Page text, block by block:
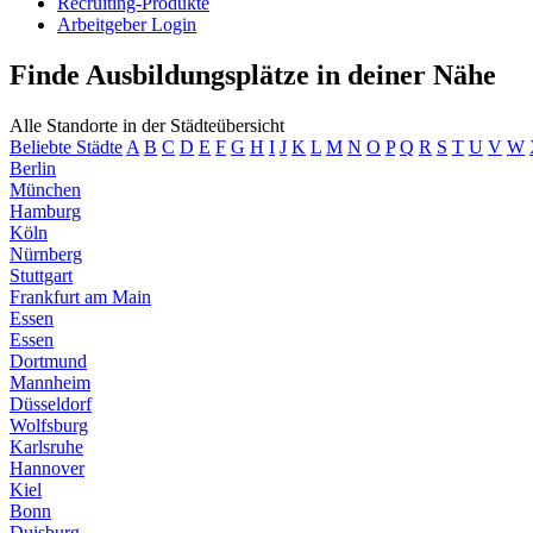
Arbeitgeber Login
Finde Ausbildungsplätze in deiner Nähe
Alle Standorte in der Städteübersicht
Beliebte Städte A B C D E F G H I J K L M N O P Q R S T U V W
Berlin
München
Hamburg
Köln
Nürnberg
Stuttgart
Frankfurt am Main
Essen
Essen
Dortmund
Mannheim
Düsseldorf
Wolfsburg
Karlsruhe
Hannover
Kiel
Bonn